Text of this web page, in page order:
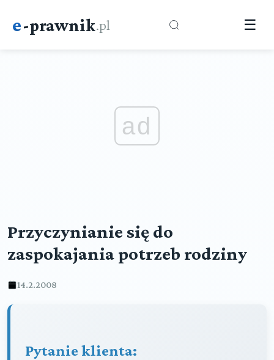
e-prawnik.pl ☰
ad
Przyczynianie się do
zaspokajania potrzeb rodziny
14.2.2008
Pytanie klienta: